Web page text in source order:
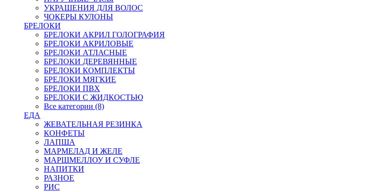
УКРАШЕНИЯ ДЛЯ ВОЛОС
ЧОКЕРЫ КУЛОНЫ
БРЕЛОКИ
БРЕЛОКИ АКРИЛ ГОЛОГРАФИЯ
БРЕЛОКИ АКРИЛОВЫЕ
БРЕЛОКИ АТЛАСНЫЕ
БРЕЛОКИ ДЕРЕВЯННЫЕ
БРЕЛОКИ КОМПЛЕКТЫ
БРЕЛОКИ МЯГКИЕ
БРЕЛОКИ ПВХ
БРЕЛОКИ С ЖИДКОСТЬЮ
Все категории (8)
ЕДА
ЖЕВАТЕЛЬНАЯ РЕЗИНКА
КОНФЕТЫ
ЛАПША
МАРМЕЛАД И ЖЕЛЕ
МАРШМЕЛЛОУ И СУФЛЕ
НАПИТКИ
РАЗНОЕ
РИС